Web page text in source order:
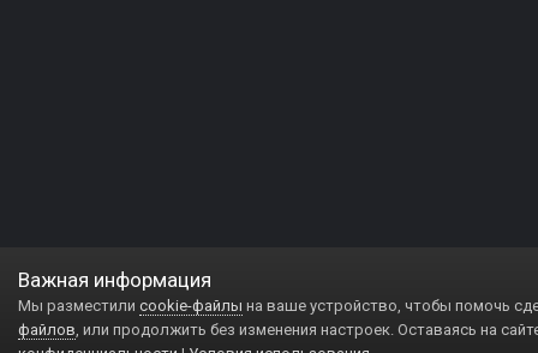
Важная информация
Мы разместили cookie-файлы на ваше устройство, чтобы помочь
файлов, или продолжить без изменения настроек. Оставаясь на